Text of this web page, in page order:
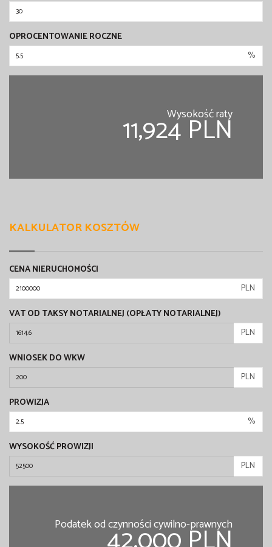
OPROCENTOWANIE ROCZNE
%
Wysokość raty
11,924 PLN
KALKULATOR KOSZTÓW
CENA NIERUCHOMOŚCI
PLN
VAT OD TAKSY NOTARIALNEJ (OPŁATY NOTARIALNEJ)
PLN
WNIOSEK DO WKW
PLN
PROWIZJA
%
WYSOKOŚĆ PROWIZJI
PLN
Podatek od czynności cywilno-prawnych